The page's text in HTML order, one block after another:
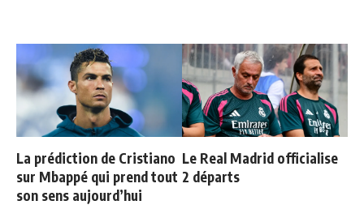
La prédiction de Cristiano
sur Mbappé qui prend tout
son sens aujourd’hui
Le Real Madrid officialise
2 départs